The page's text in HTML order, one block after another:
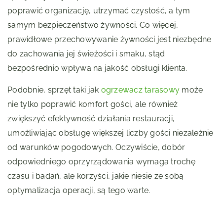
poprawić organizację, utrzymać czystość, a tym
samym bezpieczeństwo żywności. Co więcej,
prawidłowe przechowywanie żywności jest niezbędne
do zachowania jej świeżości i smaku, stąd
bezpośrednio wpływa na jakość obsługi klienta.
Podobnie, sprzęt taki jak ogrzewacz tarasowy może
nie tylko poprawić komfort gości, ale również
zwiększyć efektywność działania restauracji,
umożliwiając obsługę większej liczby gości niezależnie
od warunków pogodowych. Oczywiście, dobór
odpowiedniego oprzyrządowania wymaga trochę
czasu i badań, ale korzyści, jakie niesie ze sobą
optymalizacja operacji, są tego warte.